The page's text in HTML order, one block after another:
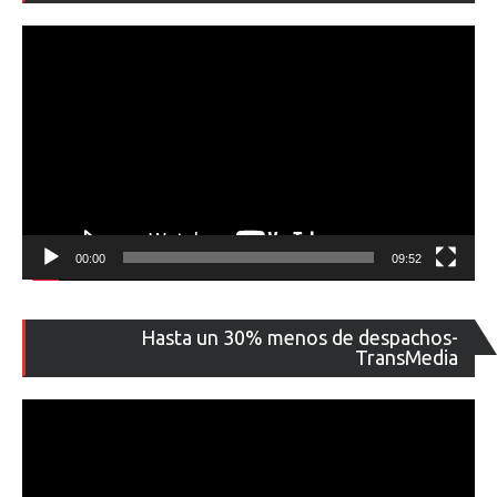
00:00 09:52
Hasta un 30% menos de despachos-
TransMedia
de